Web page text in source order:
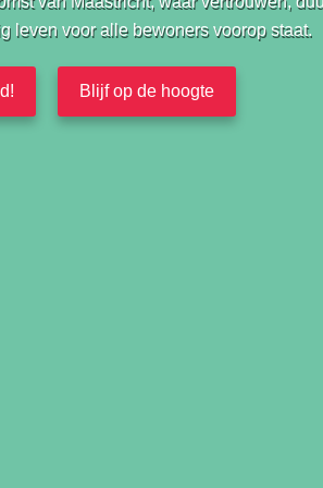
leven voor alle bewoners voorop staat.
Blijf op de hoogte